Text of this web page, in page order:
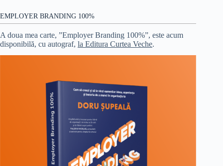
EMPLOYER BRANDING 100%
A doua mea carte, ”Employer Branding 100%”, este acum
disponibilă, cu autograf, la Editura Curtea Veche.